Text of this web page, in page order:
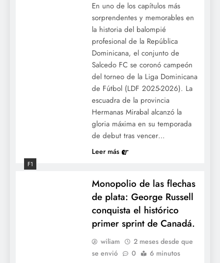
En uno de los capítulos más
sorprendentes y memorables en
la historia del balompié
profesional de la República
Dominicana, el conjunto de
Salcedo FC se coronó campeón
del torneo de la Liga Dominicana
de Fútbol (LDF 2025-2026). La
escuadra de la provincia
Hermanas Mirabal alcanzó la
gloria máxima en su temporada
de debut tras vencer…
Leer más
F1
Monopolio de las flechas
de plata: George Russell
conquista el histórico
primer sprint de Canadá.
wiliam
2 meses desde que
se envió
0 6 minutos